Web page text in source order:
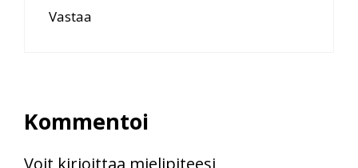
Vastaa
Kommentoi
Voit kirjoittaa mielipiteesi